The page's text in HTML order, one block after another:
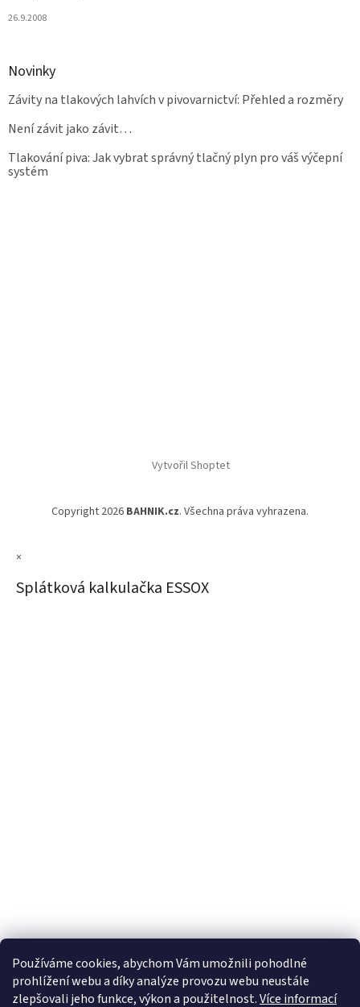
Používáme cookies, abychom Vám umožnili pohodlné
prohlížení webu a díky analýze provozu webu neustále
zlepšovali jeho funkce, výkon a použitelnost.Více informací
26.9.2008
Novinky
Závity na tlakových lahvích v pivovarnictví: Přehled a rozměry
Není závit jako závit…
Tlakování piva: Jak vybrat správný tlačný plyn pro váš výčepní
systém
Vytvořil Shoptet
Copyright 2026 BAHNIK.cz. Všechna práva vyhrazena.
×
Splátková kalkulačka ESSOX